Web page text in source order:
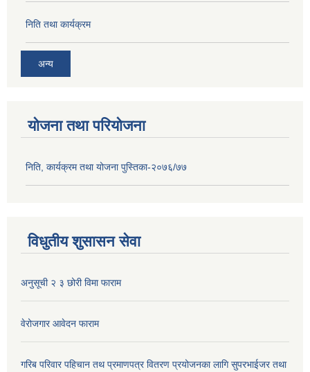
निति तथा कार्यक्रम
अन्य
योजना तथा परियोजना
निति, कार्यक्रम तथा योजना पुस्तिका-२०७६/७७
विधुतीय शुसासन सेवा
अनुसूची २ ३ छोरी विमा फाराम
वेरोजगार आवेदन फाराम
गरिब परिवार पहिचान तथ प्रमाणपत्र वितरण प्रयोजनका लागि सुपरभाईजर तथा